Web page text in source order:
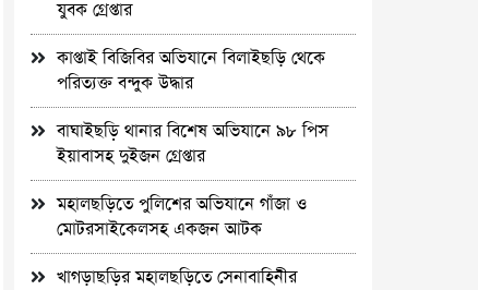
যুবক গ্রেপ্তার
কাপ্তাই বিজিবির অভিযানে বিলাইছড়ি থেকে
পরিত্যক্ত বন্দুক উদ্ধার
বাঘাইছড়ি থানার বিশেষ অভিযানে ৯৮ পিস
ইয়াবাসহ দুইজন গ্রেপ্তার
মহালছড়িতে পুলিশের অভিযানে গাঁজা ও
মোটরসাইকেলসহ একজন আটক
খাগড়াছড়ির মহালছড়িতে সেনাবাহিনীর